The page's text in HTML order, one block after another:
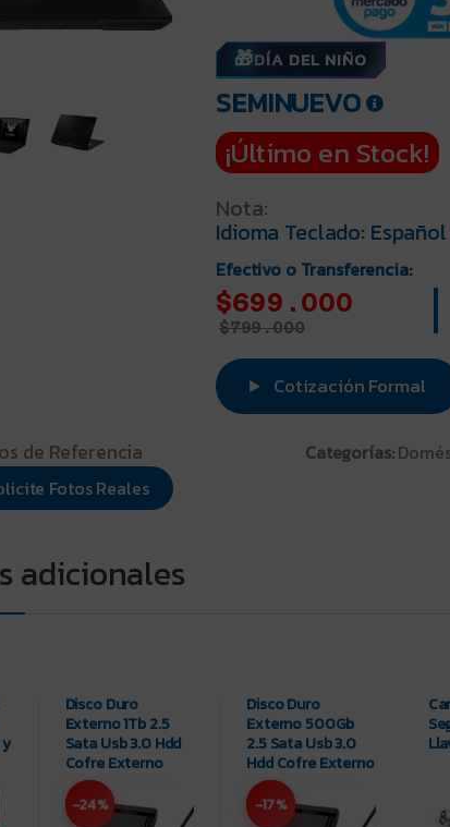
DÍA DEL NIÑO
SEMINUEVO
¡Último en Stock!
Nota:
Idioma Teclado:
Efectivo o Transferencia:
$699.000
$799.000
Cotización Formal
de Referencia Categorías:
Fotos Reales
Disco Duro
Externo 1Tb 2.5
Sata Usb 3.0 Hdd
Cofre Externo
-24%
Disco Duro
Externo 500Gb
2.5 Sata Usb 3.0
Hdd Cofre Externo
-17%